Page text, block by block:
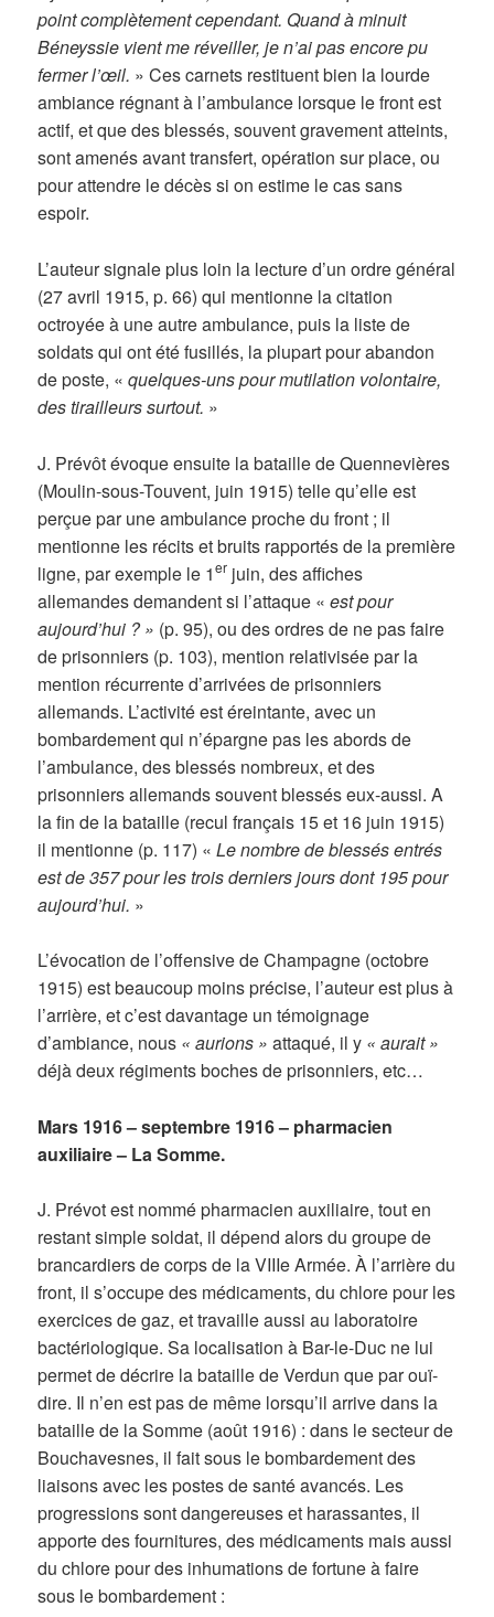
point complètement cependant. Quand à minuit
Béneyssie vient me réveiller, je n’ai pas encore pu
fermer l’œil. » Ces carnets restituent bien la lourde
ambiance régnant à l’ambulance lorsque le front est
actif, et que des blessés, souvent gravement atteints,
sont amenés avant transfert, opération sur place, ou
pour attendre le décès si on estime le cas sans
espoir.
L’auteur signale plus loin la lecture d’un ordre général
(27 avril 1915, p. 66) qui mentionne la citation
octroyée à une autre ambulance, puis la liste de
soldats qui ont été fusillés, la plupart pour abandon
de poste, «quelques-uns pour mutilation volontaire,
des tirailleurs surtout. »
J. Prévôt évoque ensuite la bataille de Quennevières
(Moulin-sous-Touvent, juin 1915) telle qu’elle est
perçue par une ambulance proche du front ; il
mentionne les récits et bruits rapportés de la première
ligne, par exemple le 1er juin, des affiches
allemandes demandent si l’attaque «est pour
aujourd’hui ? » (p. 95), ou des ordres de ne pas faire
de prisonniers (p. 103), mention relativisée par la
mention récurrente d’arrivées de prisonniers
allemands. L’activité est éreintante, avec un
bombardement qui n’épargne pas les abords de
l’ambulance, des blessés nombreux, et des
prisonniers allemands souvent blessés eux-aussi. A
la fin de la bataille (recul français 15 et 16 juin 1915)
il mentionne (p. 117) «Le nombre de blessés entrés
est de 357 pour les trois derniers jours dont 195 pour
aujourd’hui. »
L’évocation de l’offensive de Champagne (octobre
1915) est beaucoup moins précise, l’auteur est plus à
l’arrière, et c’est davantage un témoignage
d’ambiance, nous « aurions » attaqué, il y « aurait »
déjà deux régiments boches de prisonniers, etc…
Mars 1916 – septembre 1916 – pharmacien
auxiliaire – La Somme.
J. Prévot est nommé pharmacien auxiliaire, tout en
restant simple soldat, il dépend alors du groupe de
brancardiers de corps de la VIIIe Armée. À l’arrière du
front, il s’occupe des médicaments, du chlore pour les
exercices de gaz, et travaille aussi au laboratoire
bactériologique. Sa localisation à Bar-le-Duc ne lui
permet de décrire la bataille de Verdun que par ouï-
dire. Il n’en est pas de même lorsqu’il arrive dans la
bataille de la Somme (août 1916) : dans le secteur de
Bouchavesnes, il fait sous le bombardement des
liaisons avec les postes de santé avancés. Les
progressions sont dangereuses et harassantes, il
apporte des fournitures, des médicaments mais aussi
du chlore pour des inhumations de fortune à faire
sous le bombardement :